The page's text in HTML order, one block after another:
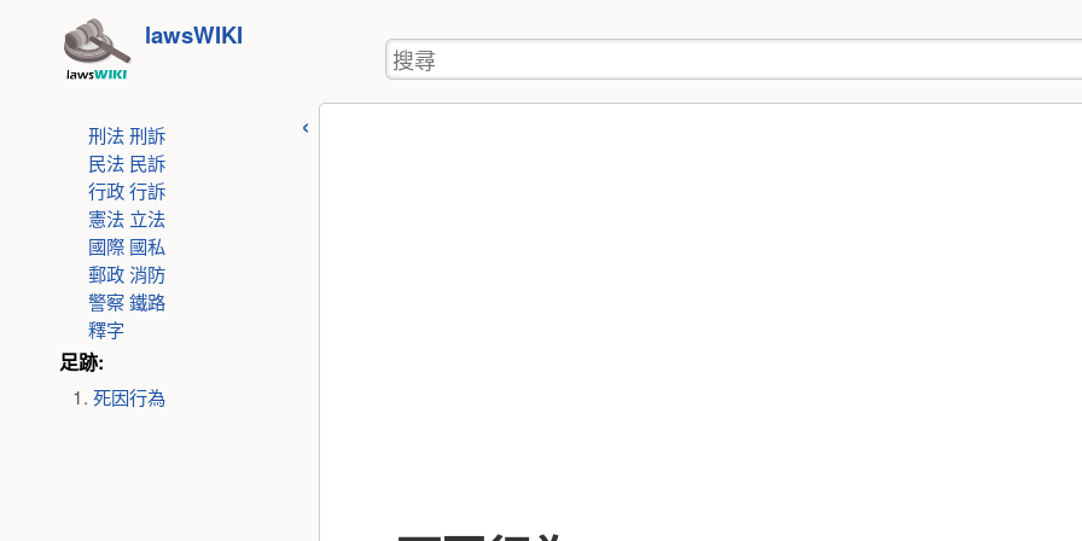
lawsWIKI
用
者
工
搜
尋
刑法刑訴
民法 民訴
行政行訴
憲法 立法
國際 國私
郵政消防
警察鐵路
釋字
足跡:
死因行為